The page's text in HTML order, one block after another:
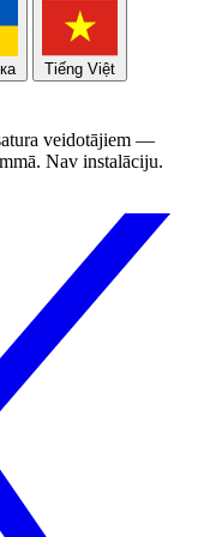
Tiếng Việt
veidotājiem —
Nav instalāciju.